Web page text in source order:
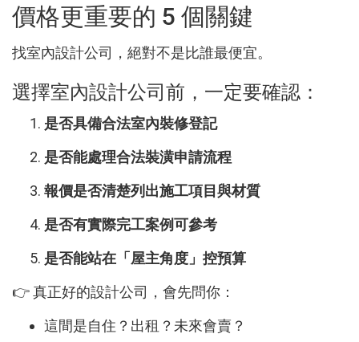
價格更重要的 5 個關鍵
找室內設計公司，絕對不是比誰最便宜。
選擇室內設計公司前，一定要確認：
是否具備合法室內裝修登記
是否能處理合法裝潢申請流程
報價是否清楚列出施工項目與材質
是否有實際完工案例可參考
是否能站在「屋主角度」控預算
👉 真正好的設計公司，會先問你：
這間是自住？出租？未來會賣？